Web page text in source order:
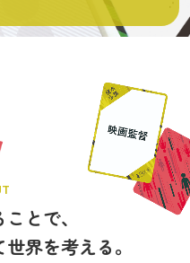
とで、
界を考える。